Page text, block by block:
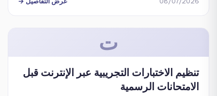
ت
تنظيم الاختبارات التجريبية عبر الإنترنت قبل
الامتحانات الرسمية